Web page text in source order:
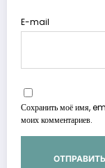
E-mail
Сохранить моё имя,
моих комментариев.